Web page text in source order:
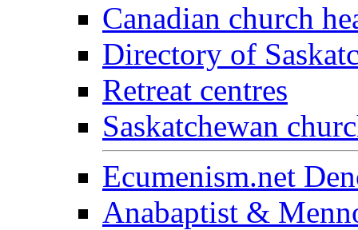
Canadian church
Directory of
Retreat centres
Saskatchewan
Ecumenism.net
Anabaptist &